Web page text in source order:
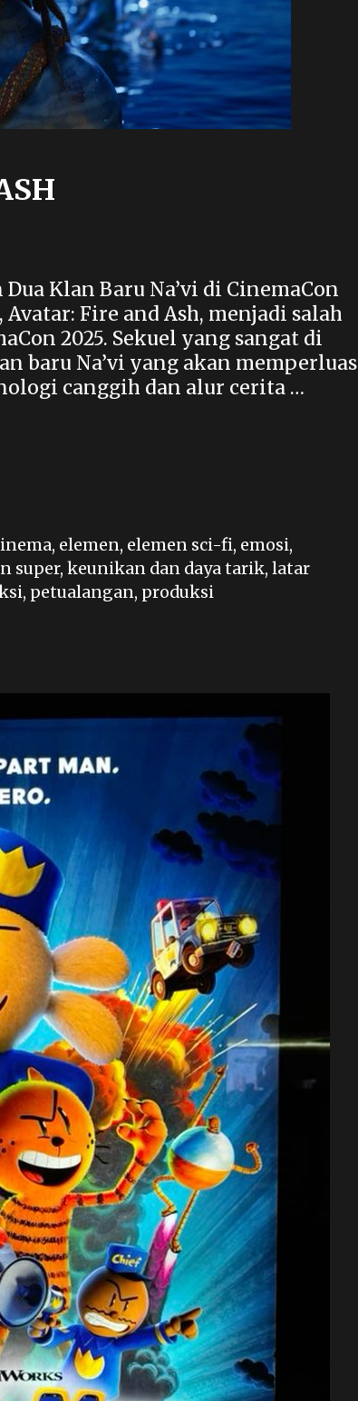
Klan Baru Na’vi di CinemaCon
Fire and Ash, menjadi salah
2025. Sekuel yang sangat di
baru Na’vi yang akan memperluas
canggih dan alur cerita …
, elemen, elemen sci-fi, emosi,
super, keunikan dan daya tarik, latar
, petualangan, produksi